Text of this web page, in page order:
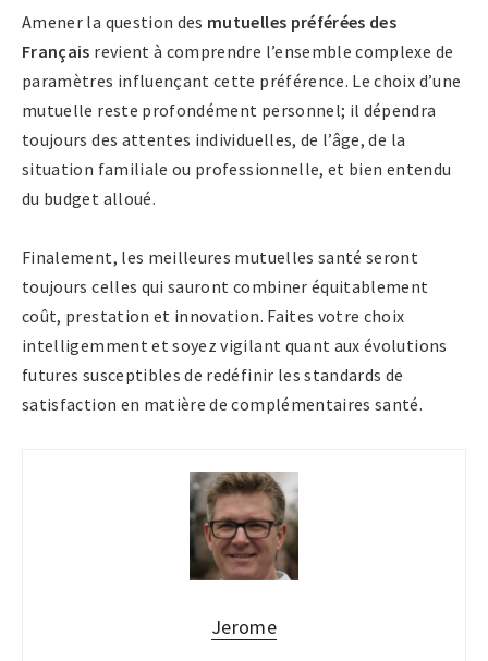
Amener la question des mutuelles préférées des
Français revient à comprendre l’ensemble complexe de
paramètres influençant cette préférence. Le choix d’une
mutuelle reste profondément personnel; il dépendra
toujours des attentes individuelles, de l’âge, de la
situation familiale ou professionnelle, et bien entendu
du budget alloué.
Finalement, les meilleures mutuelles santé seront
toujours celles qui sauront combiner équitablement
coût, prestation et innovation. Faites votre choix
intelligemment et soyez vigilant quant aux évolutions
futures susceptibles de redéfinir les standards de
satisfaction en matière de complémentaires santé.
Jerome